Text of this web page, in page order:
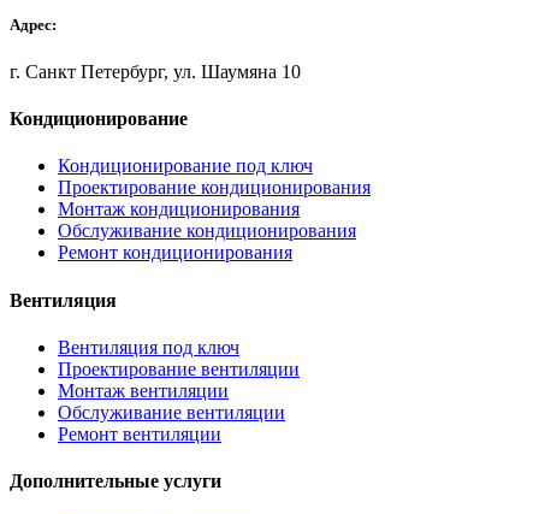
Адрес:
г. Санкт Петербург, ул. Шаумяна 10
Кондиционирование
Кондиционирование под ключ
Проектирование кондиционирования
Монтаж кондиционирования
Обслуживание кондиционирования
Ремонт кондиционирования
Вентиляция
Вентиляция под ключ
Проектирование вентиляции
Монтаж вентиляции
Обслуживание вентиляции
Ремонт вентиляции
Дополнительные услуги